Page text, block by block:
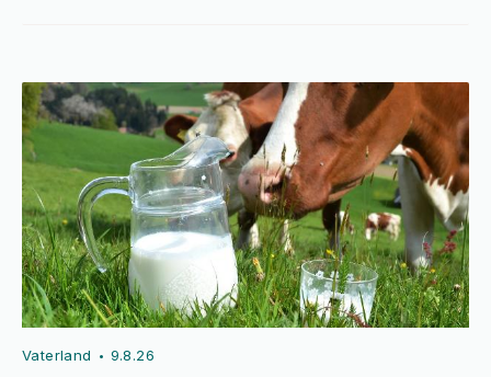
Vaterland • 9.8.26